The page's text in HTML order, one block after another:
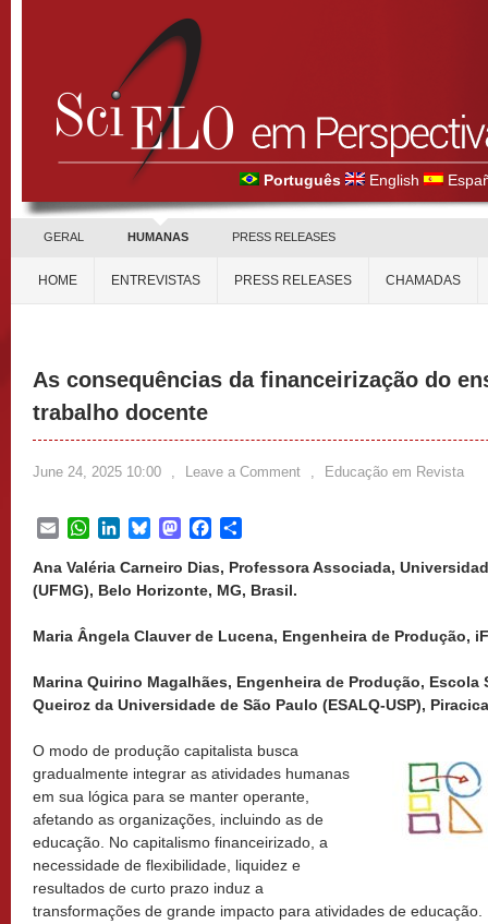
Português English
GERAL HUMANAS PRESS RELEASES
HOME ENTREVISTAS PRESS RELEASES CHAMADAS
As consequências da financeirização do
trabalho docente
June 24, 2025 10:00 , Leave a Comment , Educação em Revista
EmailWhatsApp
LinkedInBlueskyMastodonFacebook
Ana Valéria Carneiro Dias, Professora Associada,
(UFMG), Belo Horizonte, MG, Brasil.
Maria Ângela Clauver de Lucena, Engenheira de Produção,
Marina Quirino Magalhães, Engenheira de Produção,
Queiroz da Universidade de São Paulo (ESALQ-USP),
O modo de produção capitalista busca
gradualmente integrar as atividades humanas
em sua lógica para se manter operante,
afetando as organizações, incluindo as de
educação. No capitalismo financeirizado, a
necessidade de flexibilidade, liquidez e
resultados de curto prazo induz a
transformações de grande impacto para atividades de educação.